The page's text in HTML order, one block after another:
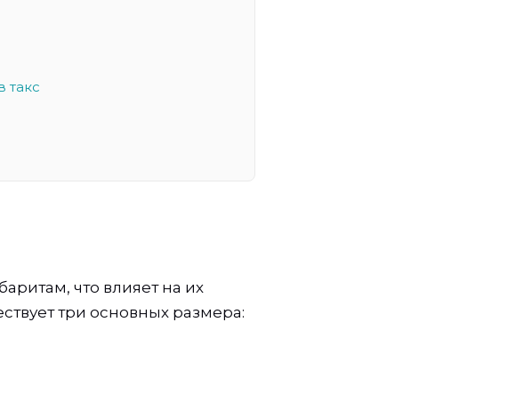
такс
что влияет на их
три основных размера: